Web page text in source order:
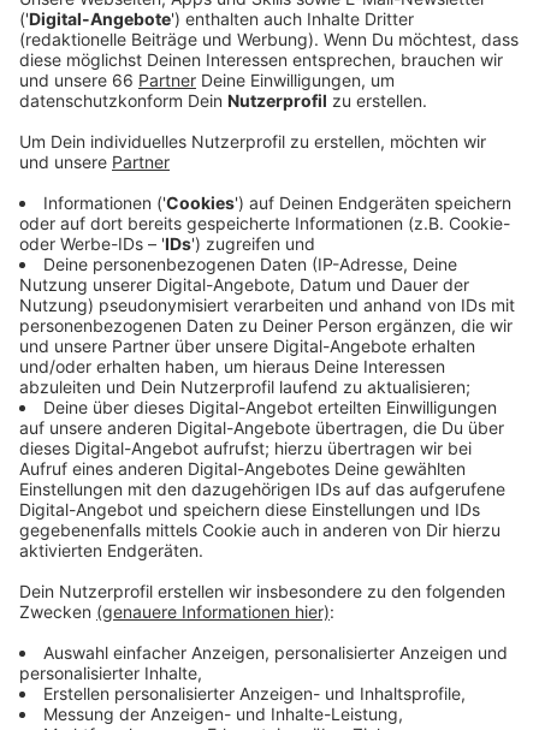
Veröffentlicht:Sonntag, 12.09.2021 11:06
Anzeige
Die Rheinbahn öffnet heute ihre Ausstellung zu ihrem
125-jährigen Bestehen. Im historischen
Betriebsbahnhof Am Steinberg können wir alles über
die Geschichte der Fahrzeugtechnik erfahren. Auch
regelmäßige Führungen finden dort statt. Die
Ausstellung startet heute ab 11 Uhr und läuft noch bis
zum 21. November. Das Maxhaus bietet heute ein
buntes Programm mit Konzerten und Ausstellungen.
Los gehts es hier um 14 Uhr. Außerdem findet heute
auch eine Gaslaternen-Führung durch Düsseltal und
Benrath statt. In Düsseltal geht es um 14 Uhr und in
Benrath um 12 Uhr los. Eine Voranmeldung ist bei
keinem der Termine nötig. Überall gelten aber die 3G
und Abstandregeln.
Anzeige
Weitere Infos und Links zum Thema:
Anzeige